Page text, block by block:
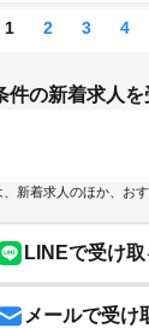
1 2 3 4
件の新着求人を
、新着求人のほか、お
LINEで受け取
メールで受け